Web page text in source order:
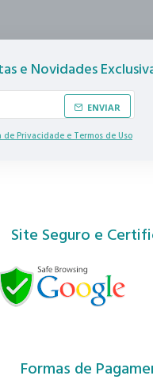
e Novidades
ENVIAR
Privacidade e Termos de Uso
Site Seguro e
Formas de